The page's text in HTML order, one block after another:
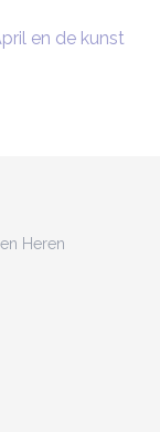
en de kunst
Heren